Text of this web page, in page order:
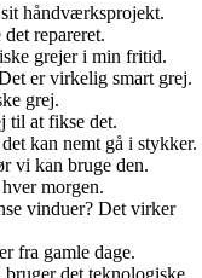
håndværksprojekt.
repareret.
grejer i min fritid.
er virkelig smart grej.
grej.
til at fikse det.
kan nemt gå i stykker.
vi kan bruge den.
morgen.
vinduer? Det virker
fra gamle dage.
bruger det teknologiske